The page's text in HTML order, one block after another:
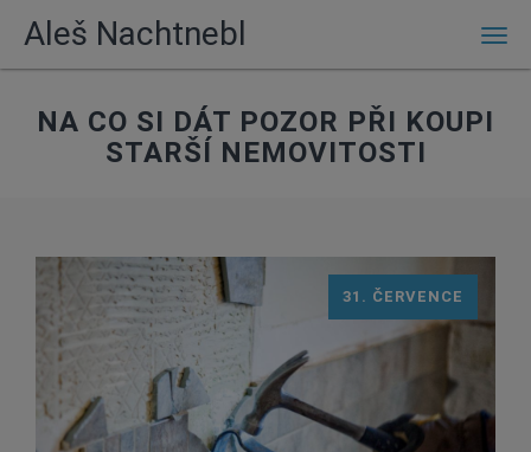
Aleš Nachtnebl
NA CO SI DÁT POZOR PŘI KOUPI
STARŠÍ NEMOVITOSTI
31. ČERVENCE